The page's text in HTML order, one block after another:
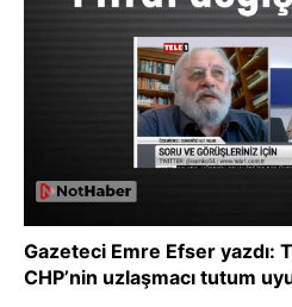
Gazeteci Emre Efser yazdı:
CHP’nin uzlaşmacı tutum